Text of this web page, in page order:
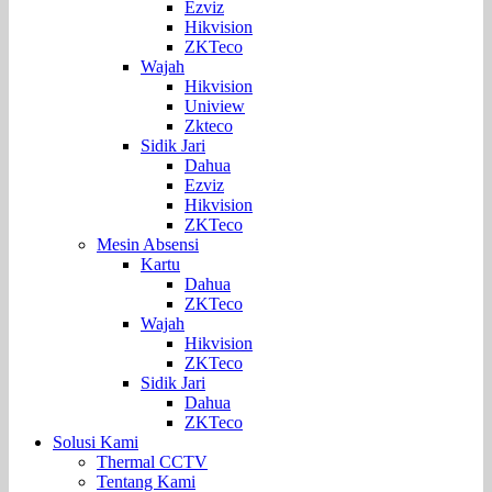
Ezviz
Hikvision
ZKTeco
Wajah
Hikvision
Uniview
Zkteco
Sidik Jari
Dahua
Ezviz
Hikvision
ZKTeco
Mesin Absensi
Kartu
Dahua
ZKTeco
Wajah
Hikvision
ZKTeco
Sidik Jari
Dahua
ZKTeco
Solusi Kami
Thermal CCTV
Tentang Kami